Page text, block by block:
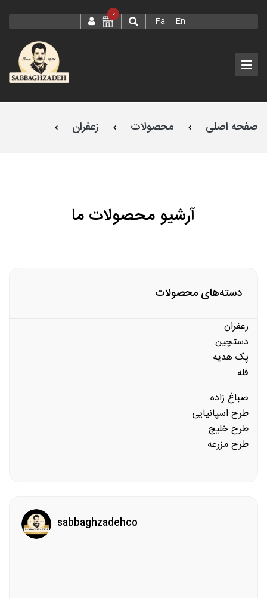
Fa En
0
صفحه اصلی محصولات
زعفران
آرشیو محصولات ما
دسته‌های محصولات
زعفران
دستچین
پک هدیه
فله
صباغ زاده
طرح اسپانیایی
طرح خلیج
طرح مزرعه
sabbaghzadehco